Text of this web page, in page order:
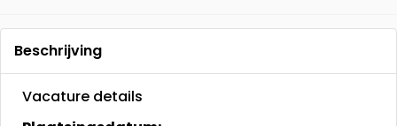
Beschrijving
Vacature details